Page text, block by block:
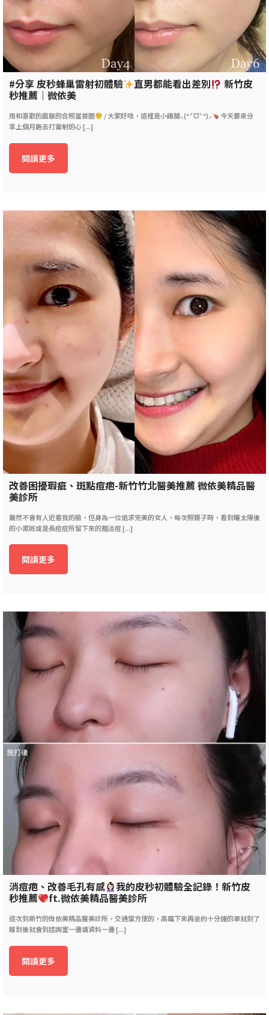
#分享 皮秒蜂巢雷射初體驗 直男都能看出差別 新竹皮
秒推薦｜微依美
用和喜歡的面膜的合照當首圖 / 大家好哇，這裡是小雞腿⸜(*ˊᗜˋ*)⸝
今天要來分
享上個月跑去打雷射的心 [...]
閱讀更多
改善困擾瑕疵、斑點痘疤-新竹竹北醫美推薦 微依美精品醫
美診所
雖然不會有人近看我的臉，但身為一位追求完美的女人，每次照鏡子時，看到曬太陽後
的小黑斑或是長痘痘所留下來的黯淡痘 [...]
閱讀更多
消痘疤、改善毛孔有感 我的皮秒初體驗全記錄！新竹皮
秒推薦 ft.微依美精品醫美診所
這次到新竹的微依美精品醫美診所，交通蠻方便的，高鐵下來再坐約十分鐘的車就到了
報到後就會到諮詢室一邊填資料一邊 [...]
閱讀更多